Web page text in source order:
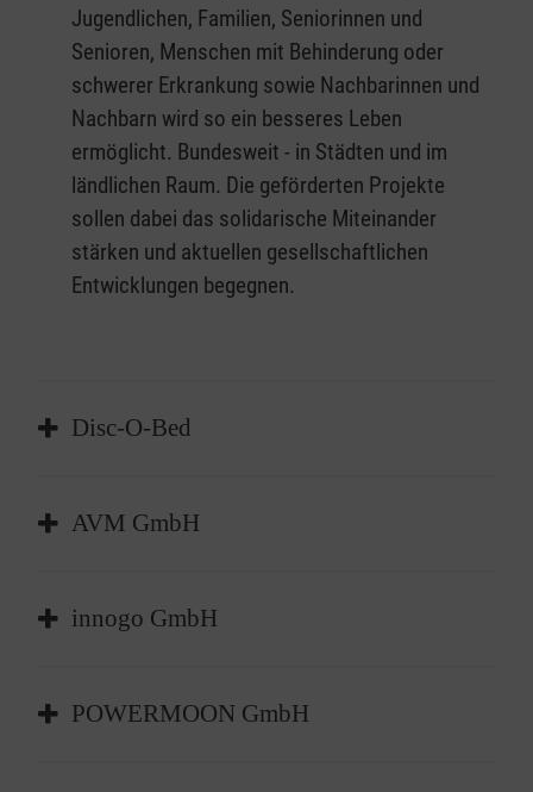
Jugendlichen, Familien, Seniorinnen und
Senioren, Menschen mit Behinderung oder
schwerer Erkrankung sowie Nachbarinnen und
Nachbarn wird so ein besseres Leben
ermöglicht. Bundesweit - in Städten und im
ländlichen Raum. Die geförderten Projekte
sollen dabei das solidarische Miteinander
stärken und aktuellen gesellschaftlichen
Entwicklungen begegnen.
Disc-O-Bed
AVM GmbH
innogo GmbH
POWERMOON GmbH